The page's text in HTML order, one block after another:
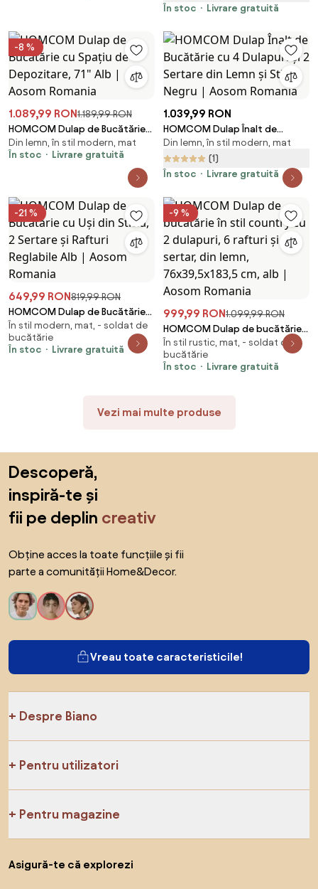
Aosom Romania
În stoc
Livrare gratuită
-8 %
1.089,99 RON1.189,99 RON
HOMCOM Dulap de Bucătărie
cu Spațiu de Depozitare, 71"
Alb | Aosom Romania
Din lemn, în stil modern, mat
În stoc
Livrare gratuită
1.039,99 RON
HOMCOM Dulap Înalt de
Bucătărie cu 4 Dulapuri și 2
Sertare din Lemn și Sticlă Negru
| Aosom Romania
Din lemn, în stil modern, mat
(1)
În stoc
Livrare gratuită
-21 %
649,99 RON819,99 RON
HOMCOM Dulap de Bucătărie
cu Uși din Sticlă, 2 Sertare și
Rafturi Reglabile Alb | Aosom
Romania
În stil modern, mat, - soldat de
bucătărie
În stoc
Livrare gratuită
-9 %
999,99 RON1.099,99 RON
HOMCOM Dulap de bucătărie
în stil country cu 2 dulapuri, 6
rafturi și un sertar, din lemn,
76x39,5x183,5 cm, alb | Aosom
În stil rustic, mat, - soldat de
bucătărie
În stoc
Livrare gratuită
Vezi mai multe produse
Descoperă,
inspiră-te și
fii pe deplin creativ
Obține acces la toate funcțiile și fii
parte a comunității Home&Decor.
Vreau toate caracteristicile!
Despre Biano
Pentru utilizatori
Pentru magazine
Asigură-te că explorezi